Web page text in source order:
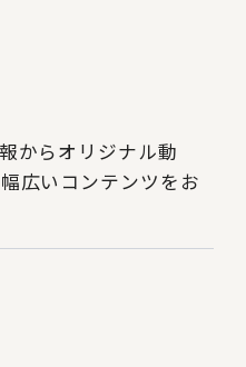
からオリジナル動
広いコンテンツをお